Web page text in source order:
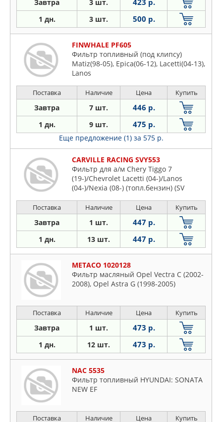
Завтра 3 шт.
1 дн. 3 шт. 500 р.
FINWHALE PF605
Фильтр топливный (под клипсу)
Matiz(98-05), Epica(06-12), Lacetti(04-13),
Lanos
Поставка Наличие Цена Купить
Завтра 7 шт. 446 р.
1 дн. 9 шт. 475 р.
Еще предложение (1) за 575 р.
CARVILLE RACING SVY553
Фильтр для а/м Chery Tiggo 7
(19-)/Chevrolet Lacetti (04-)/Lanos
(04-)/Nexia (08-) (топл.бензин) (SV
Поставка Наличие Цена Купить
Завтра 1 шт. 447 р.
1 дн. 13 шт. 447 р.
METACO 1020128
Фильтр масляный Opel Vectra C (2002-
2008), Opel Astra G (1998-2005)
Поставка Наличие Цена Купить
Завтра 1 шт. 473 р.
1 дн. 12 шт. 473 р.
NAC 5535
Фильтр топливный HYUNDAI: SONATA
NEW EF
Поставка Наличие Цена Купить